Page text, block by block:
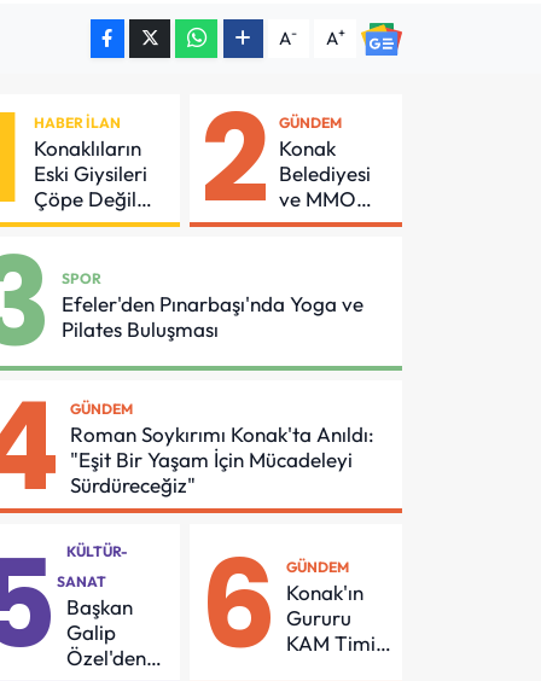
A- A+
HABER İLAN
Konaklıların
Eski Giysileri
Çöpe Değil
Geri
Gidiyor
2 GÜNDEM
Konak
Belediyesi
ve MMO
Arasında
İçin Önemli
Protokol
SPOR
Efeler'den Pınarbaşı'nda Yoga ve
Pilates Buluşması
GÜNDEM
Roman Soykırımı Konak'ta Anıldı:
"Eşit Bir Yaşam İçin Mücadeleyi
Sürdüreceğiz"
KÜLTÜR-
SANAT
Başkan
Galip
Özel'den
6 GÜNDEM
Konak'ın
Gururu
KAM Timi